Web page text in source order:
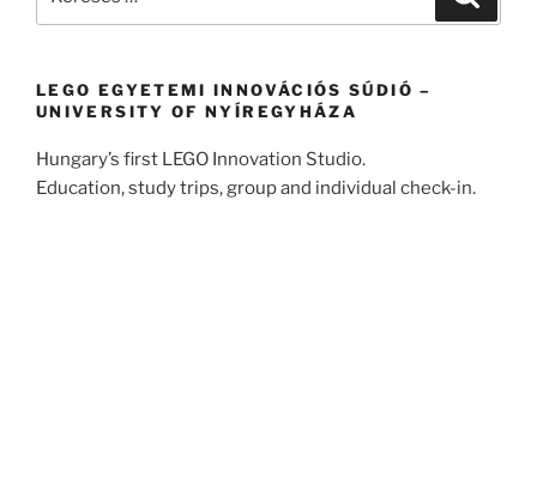
LEGO EGYETEMI INNOVÁCIÓS SÚDIÓ –
UNIVERSITY OF NYÍREGYHÁZA
Hungary’s first LEGO Innovation Studio.
Education, study trips, group and individual check-in.